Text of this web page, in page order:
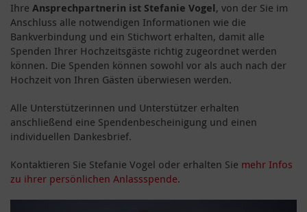
Ihre Ansprechpartnerin ist Stefanie Vogel, von der Sie im
Anschluss alle notwendigen Informationen wie die
Bankverbindung und ein Stichwort erhalten, damit alle
Spenden Ihrer Hochzeitsgäste richtig zugeordnet werden
können. Die Spenden können sowohl vor als auch nach der
Hochzeit von Ihren Gästen überwiesen werden.
Alle Unterstützerinnen und Unterstützer erhalten
anschließend eine Spendenbescheinigung und einen
individuellen Dankesbrief.
Kontaktieren Sie Stefanie Vogel oder erhalten Sie mehr Infos
zu ihrer persönlichen Anlassspende.